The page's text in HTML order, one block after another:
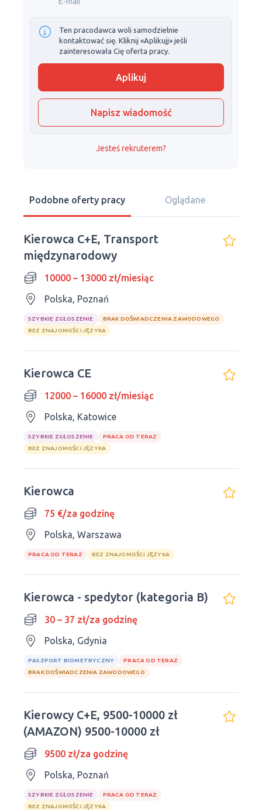
Ten pracodawca woli samodzielnie
kontaktować się. Kliknij «Aplikujj» jeśli
zainteresowała Cię oferta pracy.
Aplikuj
Napisz wiadomość
Jesteś rekruterem?
Podobne oferty pracy Oglądane
Kierowca C+E, Transport
międzynarodowy
10000 – 13000 zł/miesiąc
Polska, Poznań
SZYBKIE ZGŁOSZENIE
BRAK DOŚWIADCZENIA ZAWODOWEGO
BEZ ZNAJOMOŚCI JĘZYKA
Kierowca CE
12000 – 16000 zł/miesiąc
Polska, Katowice
SZYBKIE ZGŁOSZENIE
PRACA OD TERAZ
BEZ ZNAJOMOŚCI JĘZYKA
Kierowca
75 €/za godzinę
Polska, Warszawa
PRACA OD TERAZ BEZ ZNAJOMOŚCI JĘZYKA
Kierowca - spedytor (kategoria B)
30 – 37 zł/za godzinę
Polska, Gdynia
PASZPORT BIOMETRYCZNY
PRACA OD TERAZ
BRAK DOŚWIADCZENIA ZAWODOWEGO
Kierowcy C+E, 9500-10000 zł
(AMAZON) 9500-10000 zł
9500 zł/za godzinę
Polska, Poznań
SZYBKIE ZGŁOSZENIE
PRACA OD TERAZ
BEZ ZNAJOMOŚCI JĘZYKA